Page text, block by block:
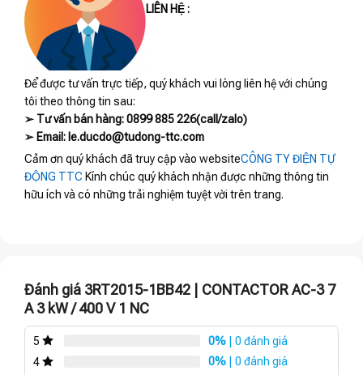
LIÊN HỆ :
Để được tư vấn trực tiếp, quý khách vui lòng liên hệ với chúng
tôi theo thông tin sau:
➢ Tư vấn bán hàng: 0899 885 226(call/zalo)
➢ Email: le.ducdo@tudong-ttc.com
Cảm ơn quý khách đã truy cập vào websiteCÔNG TY ĐIỆN TỰ
ĐỘNG TTC Kính chúc quý khách nhận được những thông tin
hữu ích và có những trải nghiệm tuyệt vời trên trang.
Đánh giá 3RT2015-1BB42 | CONTACTOR AC-3 7
A 3 kW / 400 V 1 NC
5 0% | 0 đánh giá
4
0% | 0 đánh giá